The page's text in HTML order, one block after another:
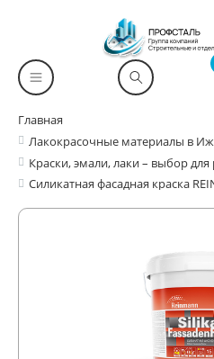
Главная
Лакокрасочные материалы в
Краски, эмали, лаки – выбор